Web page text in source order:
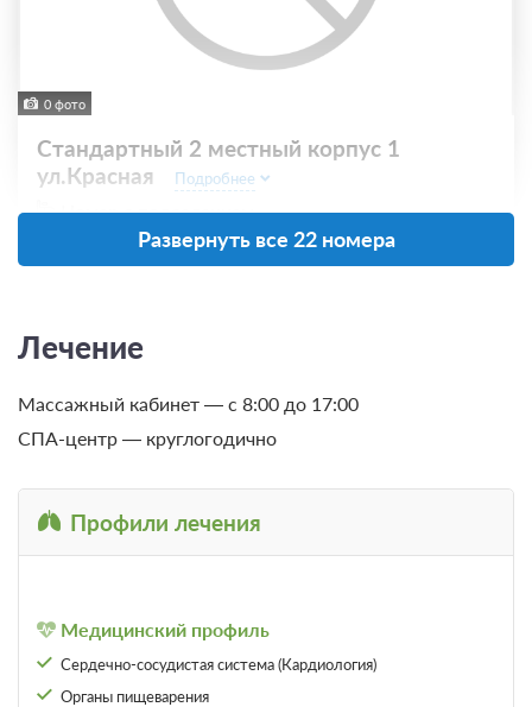
0 фото
Стандартный 2 местный корпус 1
ул.Красная
Подробнее
Номер с подселением
Трехразовое питание (диетическое)
Требуется предоплата
Трехразовое питание
Требуется предоплата
Развернуть все 22 номера
Лечение
Массажный кабинет — с 8:00 до 17:00
СПА-центр — круглогодично
Профили лечения
Медицинский профиль
Сердечно-сосудистая система (Кардиология)
Органы пищеварения